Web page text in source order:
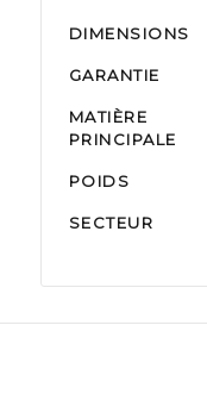
DIMENSIONS
GARANTIE
MATIÈRE
PRINCIPALE
POIDS
SECTEUR